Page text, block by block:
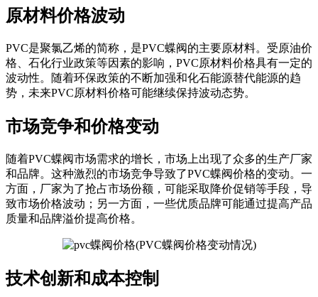
原材料价格波动
PVC是聚氯乙烯的简称，是PVC蝶阀的主要原材料。受原油价
格、石化行业政策等因素的影响，PVC原材料价格具有一定的
波动性。随着环保政策的不断加强和化石能源替代能源的趋
势，未来PVC原材料价格可能继续保持波动态势。
市场竞争和价格变动
随着PVC蝶阀市场需求的增长，市场上出现了众多的生产厂家
和品牌。这种激烈的市场竞争导致了PVC蝶阀价格的变动。一
方面，厂家为了抢占市场份额，可能采取降价促销等手段，导
致市场价格波动；另一方面，一些优质品牌可能通过提高产品
质量和品牌溢价提高价格。
技术创新和成本控制